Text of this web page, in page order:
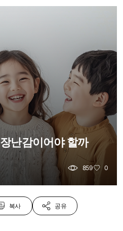
난감이어야 할까
859 0
복사 공유